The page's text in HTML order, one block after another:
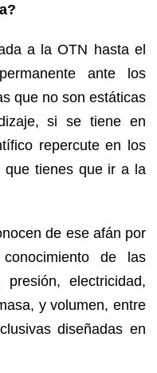
a la OTN hasta el
ante los
que no son estáticas
si se tiene en
repercute en los
que tienes que ir a la
de ese afán por
de las
presión, electricidad,
y volumen, entre
diseñadas en